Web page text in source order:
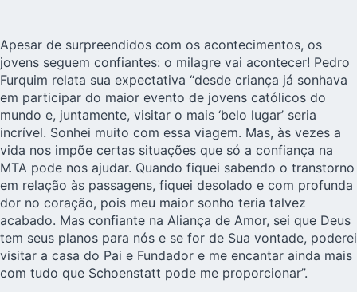
Apesar de surpreendidos com os acontecimentos, os
jovens seguem confiantes: o milagre vai acontecer! Pedro
Furquim relata sua expectativa “desde criança já sonhava
em participar do maior evento de jovens católicos do
mundo e, juntamente, visitar o mais ‘belo lugar’ seria
incrível. Sonhei muito com essa viagem. Mas, às vezes a
vida nos impõe certas situações que só a confiança na
MTA pode nos ajudar. Quando fiquei sabendo o transtorno
em relação às passagens, fiquei desolado e com profunda
dor no coração, pois meu maior sonho teria talvez
acabado. Mas confiante na Aliança de Amor, sei que Deus
tem seus planos para nós e se for de Sua vontade, poderei
visitar a casa do Pai e Fundador e me encantar ainda mais
com tudo que Schoenstatt pode me proporcionar”.